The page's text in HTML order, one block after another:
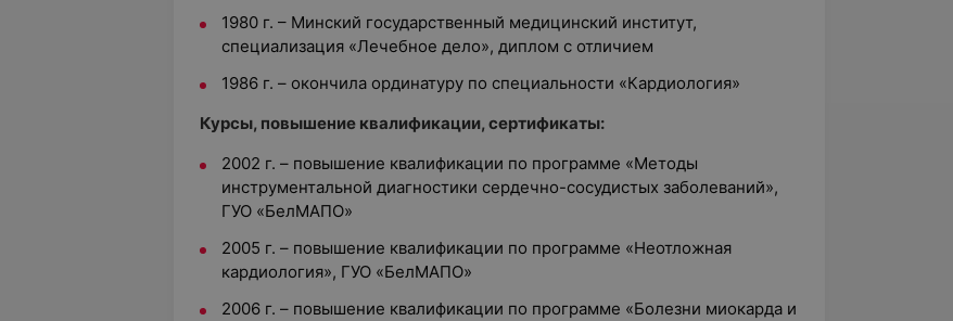
1980 г. – Минский государственный медицинский институт,
специализация «Лечебное дело», диплом с отличием
1986 г. – окончила ординатуру по специальности «Кардиология»
Курсы, повышение квалификации, сертификаты:
2002 г. – повышение квалификации по программе «Методы
инструментальной диагностики сердечно-сосудистых заболеваний»,
ГУО «БелМАПО»
2005 г. – повышение квалификации по программе «Неотложная
кардиология», ГУО «БелМАПО»
2006 г. – повышение квалификации по программе «Болезни миокарда и